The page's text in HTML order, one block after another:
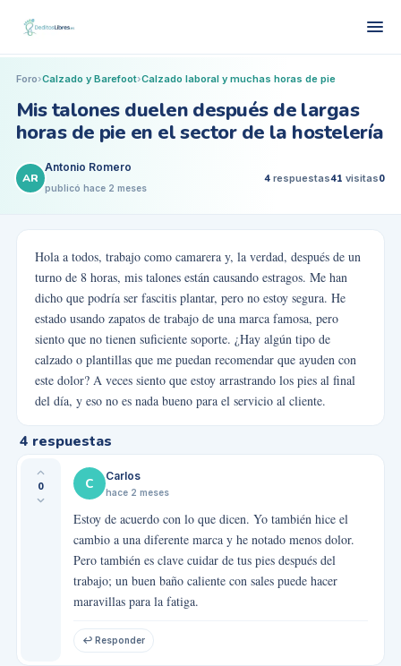
Foro›Calzado y Barefoot›Calzado laboral y muchas horas de pie
Mis talones duelen después de largas
horas de pie en el sector de la hostelería
AR
Antonio Romero
publicó hace 2 meses
4 respuestas41 visitas0
Hola a todos, trabajo como camarera y, la verdad, después de un
turno de 8 horas, mis talones están causando estragos. Me han
dicho que podría ser fascitis plantar, pero no estoy segura. He
estado usando zapatos de trabajo de una marca famosa, pero
siento que no tienen suficiente soporte. ¿Hay algún tipo de
calzado o plantillas que me puedan recomendar que ayuden con
este dolor? A veces siento que estoy arrastrando los pies al final
del día, y eso no es nada bueno para el servicio al cliente.
4 respuestas
0 C Carlos
hace 2 meses
Estoy de acuerdo con lo que dicen. Yo también hice el
cambio a una diferente marca y he notado menos dolor.
Pero también es clave cuidar de tus pies después del
trabajo; un buen baño caliente con sales puede hacer
maravillas para la fatiga.
↩ Responder